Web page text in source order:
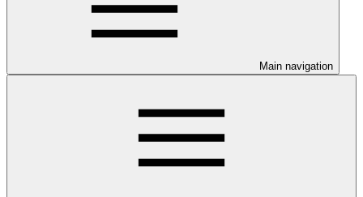
Main navigation